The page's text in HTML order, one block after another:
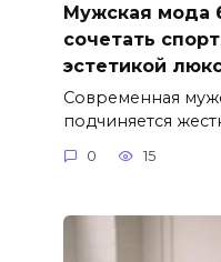
Мужская мода
сочетать
эстетикой
Современная
подчиняется
0 15